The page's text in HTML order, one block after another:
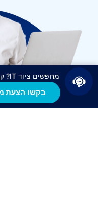
מחפשים ציוד IT? קבלו הצעת מחיר תוך 24 שעות!
בקשו הצעת